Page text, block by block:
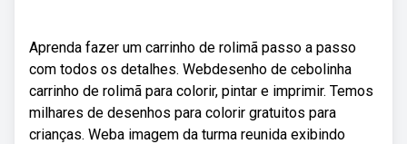
Aprenda fazer um carrinho de rolimã passo a passo
com todos os detalhes. Webdesenho de cebolinha
carrinho de rolimã para colorir, pintar e imprimir. Temos
milhares de desenhos para colorir gratuitos para
crianças. Weba imagem da turma reunida exibindo